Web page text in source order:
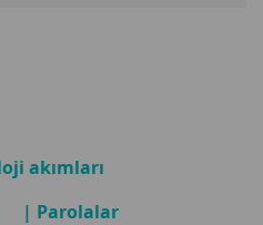
akımları
| Parolalar